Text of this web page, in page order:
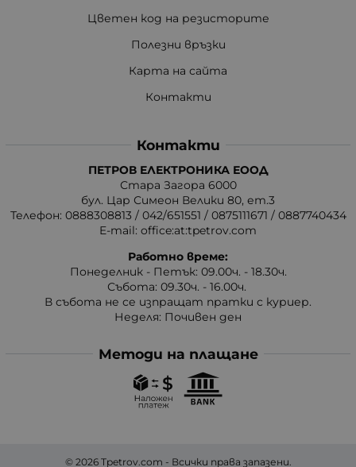
Цветен код на резисторите
Полезни връзки
Карта на сайта
Контакти
Контакти
ПЕТРОВ ЕЛЕКТРОНИКА ЕООД
Стара Загора 6000
бул. Цар Симеон Велики 80, ет.3
Телефон: 0888308813 / 042/651551 / 0875111671 / 0887740434
E-mail: office:at:tpetrov.com
Работно време:
Понеделник - Петък: 09.00ч. - 18.30ч.
Събота: 09.30ч. - 16.00ч.
В събота не се изпращат пратки с куриер.
Неделя: Почивен ден
Методи на плащане
© 2026 Tpetrov.com - Всички права запазени.